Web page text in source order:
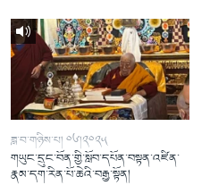
ཟླ་བ་གཉིས་པ། ༠༦།༢༠༢༥
གཡུང་དྲུང་བོན་གྱི་སློབ་དཔོན་བསྟན་འཛིན་
རྣམ་དག་རིན་པོ་ཆེའི་བརྒྱ་སྟོན།